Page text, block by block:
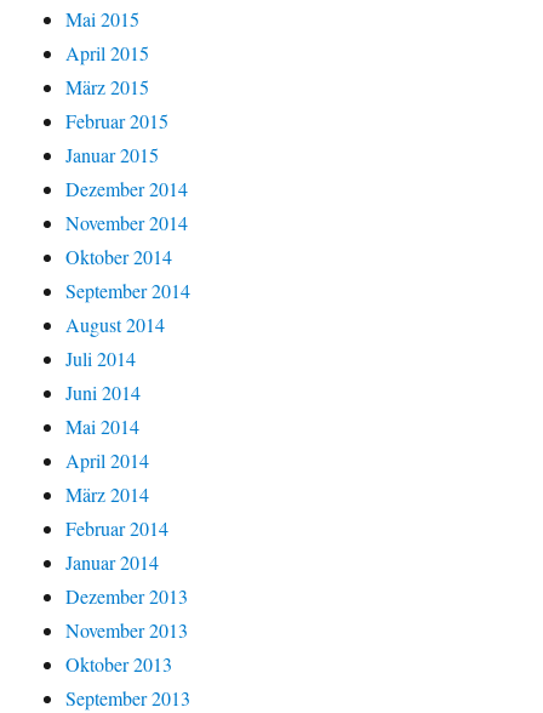
Mai 2015
April 2015
März 2015
Februar 2015
Januar 2015
Dezember 2014
November 2014
Oktober 2014
September 2014
August 2014
Juli 2014
Juni 2014
Mai 2014
April 2014
März 2014
Februar 2014
Januar 2014
Dezember 2013
November 2013
Oktober 2013
September 2013